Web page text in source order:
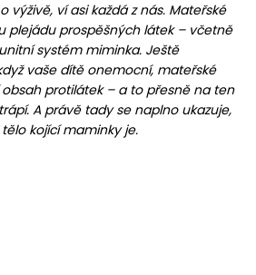
výživě, ví asi každá z nás. Mateřské
plejádu prospěšných látek – včetně
systém miminka. Ještě
vaše dítě onemocní, mateřské
protilátek – a to přesně na ten
A právě tady se naplno ukazuje,
kojící maminky je.